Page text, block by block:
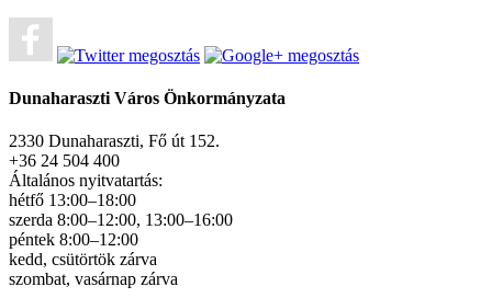
Dunaharaszti Város Önkormányzata
2330 Dunaharaszti, Fő út 152.
+36 24 504 400
Általános nyitvatartás:
hétfő 13:00–18:00
szerda 8:00–12:00, 13:00–16:00
péntek 8:00–12:00
kedd, csütörtök zárva
szombat, vasárnap zárva